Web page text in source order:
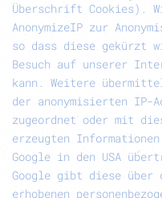
Überschrift Cookies).
AnonymizeIP zur
so dass diese gekürzt
Besuch auf unserer
kann. Weitere
der anonymisierten IP-
zugeordnet oder mit
erzeugten
Google in den USA
Google gibt diese über
erhobenen